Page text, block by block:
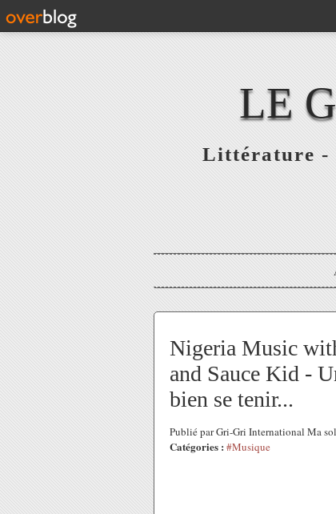
LE
Littérature -
Nigeria Music
and Sauce Kid -
bien se tenir...
Publié par Gri-Gri International Ma
Catégories : #Musique